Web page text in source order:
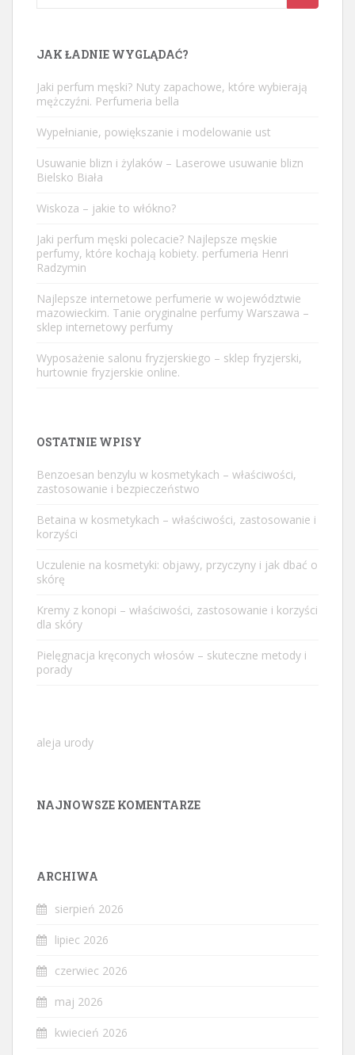
JAK ŁADNIE WYGLĄDAĆ?
Jaki perfum męski? Nuty zapachowe, które wybierają
mężczyźni. Perfumeria bella
Wypełnianie, powiększanie i modelowanie ust
Usuwanie blizn i żylaków – Laserowe usuwanie blizn
Bielsko Biała
Wiskoza – jakie to włókno?
Jaki perfum męski polecacie? Najlepsze męskie
perfumy, które kochają kobiety. perfumeria Henri
Radzymin
Najlepsze internetowe perfumerie w województwie
mazowieckim. Tanie oryginalne perfumy Warszawa –
sklep internetowy perfumy
Wyposażenie salonu fryzjerskiego – sklep fryzjerski,
hurtownie fryzjerskie online.
OSTATNIE WPISY
Benzoesan benzylu w kosmetykach – właściwości,
zastosowanie i bezpieczeństwo
Betaina w kosmetykach – właściwości, zastosowanie i
korzyści
Uczulenie na kosmetyki: objawy, przyczyny i jak dbać o
skórę
Kremy z konopi – właściwości, zastosowanie i korzyści
dla skóry
Pielęgnacja kręconych włosów – skuteczne metody i
porady
aleja urody
NAJNOWSZE KOMENTARZE
ARCHIWA
sierpień 2026
lipiec 2026
czerwiec 2026
maj 2026
kwiecień 2026